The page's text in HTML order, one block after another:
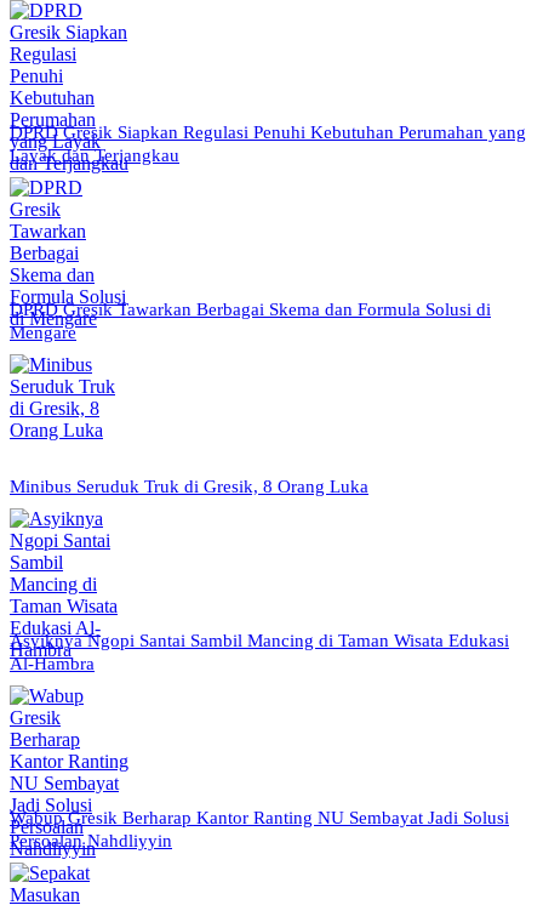
DPRD Gresik Siapkan Regulasi Penuhi Kebutuhan Perumahan yang
Layak dan Terjangkau
DPRD Gresik Tawarkan Berbagai Skema dan Formula Solusi di
Mengare
Minibus Seruduk Truk di Gresik, 8 Orang Luka
Asyiknya Ngopi Santai Sambil Mancing di Taman Wisata Edukasi
Al-Hambra
Wabup Gresik Berharap Kantor Ranting NU Sembayat Jadi Solusi
Persoalan Nahdliyyin